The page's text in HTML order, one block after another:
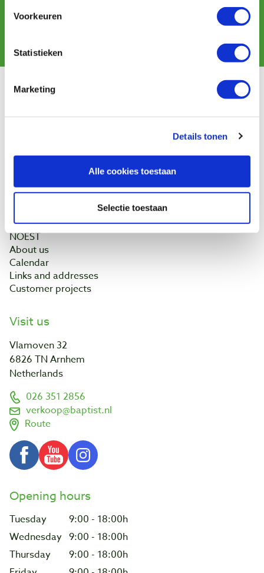
Voorkeuren
Statistieken
Marketing
Details tonen
Alle cookies toestaan
Selectie toestaan
Customer service
Shipping costs
Contact
Baptist Arnhem
Ontdek IJsseloord 1
NOEST
About us
Calendar
Links and addresses
Customer projects
Visit us
Vlamoven 32
6826 TN Arnhem
Netherlands
026 351 2856
verkoop@baptist.nl
Route
Opening hours
Tuesday
9:00 - 18:00h
Wednesday 9:00 - 18:00h
Thursday
9:00 - 18:00h